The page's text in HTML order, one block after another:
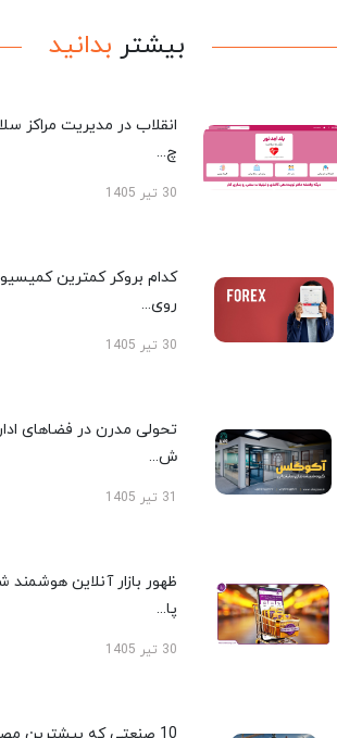
بیشتر بدانید
انقلاب در مدیریت مراکز
چ...
30 تیر 1405
کدام بروکر کمترین کمیسیون
روی...
30 تیر 1405
تحولی مدرن در فضاهای
ش...
ظهور بازار آنلاین هوشمند
پا...
30 تیر 1405